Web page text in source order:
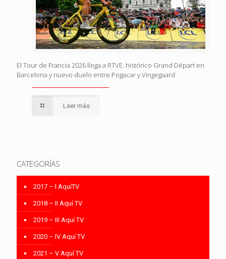
El Tour de Francia 2026 llega a RTVE: histórico Grand Départ en
Barcelona y nuevo duelo entre Pogacar y Vingegaard
Leer más
CATEGORÍAS
2017 – I AquíTV
2018 – II Aquí TV
2019 – III Aquí TV
2020 – IV Aquí TV
2021 – V Aquí TV